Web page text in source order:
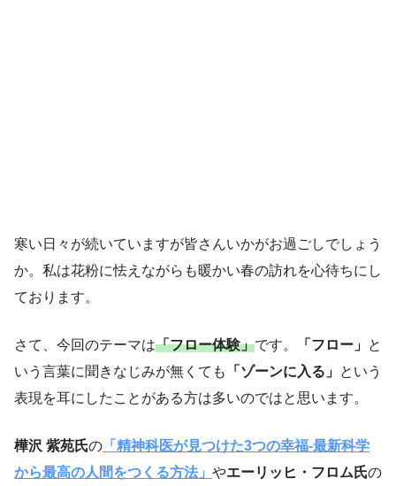
寒い日々が続いていますが皆さんいかがお過ごしでしょう
か。私は花粉に怯えながらも暖かい春の訪れを心待ちにし
ております。
さて、今回のテーマは「フロー体験」です。 「フロー」 と
いう言葉に聞きなじみが無くても
「ゾーンに入る」 という
表現を耳にしたことがある方は多いのではと思います。
樺沢 紫苑氏の 「精神科医が見つけた3つの幸福-最新科学
から最高の人間をつくる方法」 やエーリッヒ・フロム氏の